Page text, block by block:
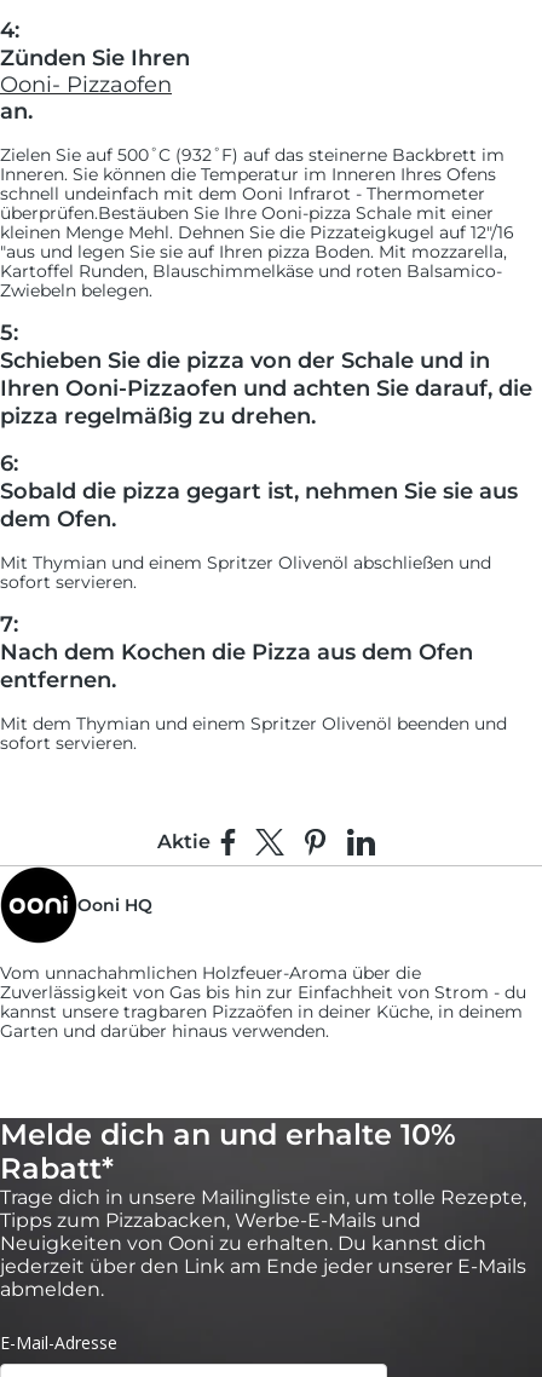
4:
Zünden Sie Ihren
Ooni- Pizzaofen
an.
Zielen Sie auf 500˚C (932˚F) auf das steinerne Backbrett im
Inneren. Sie können die Temperatur im Inneren Ihres Ofens
schnell undeinfach mit dem Ooni Infrarot - Thermometer
überprüfen.Bestäuben Sie Ihre Ooni-pizza Schale mit einer
kleinen Menge Mehl. Dehnen Sie die Pizzateigkugel auf 12"/16
"aus und legen Sie sie auf Ihren pizza Boden. Mit mozzarella,
Kartoffel Runden, Blauschimmelkäse und roten Balsamico-
Zwiebeln belegen.
5:
Schieben Sie die pizza von der Schale und in
Ihren Ooni-Pizzaofen und achten Sie darauf, die
pizza regelmäßig zu drehen.
6:
Sobald die pizza gegart ist, nehmen Sie sie aus
dem Ofen.
Mit Thymian und einem Spritzer Olivenöl abschließen und
sofort servieren.
7:
Nach dem Kochen die Pizza aus dem Ofen
entfernen.
Mit dem Thymian und einem Spritzer Olivenöl beenden und
sofort servieren.
Aktie Auf Facebook teilen
Teilen auf X
Auf Pinterest pinnen
Auf LinkedIn teilen
Ooni HQ
Vom unnachahmlichen Holzfeuer-Aroma über die
Zuverlässigkeit von Gas bis hin zur Einfachheit von Strom - du
kannst unsere tragbaren Pizzaöfen in deiner Küche, in deinem
Garten und darüber hinaus verwenden.
Melde dich an und erhalte 10%
Rabatt*
Trage dich in unsere Mailingliste ein, um tolle Rezepte,
Tipps zum Pizzabacken, Werbe-E-Mails und
Neuigkeiten von Ooni zu erhalten. Du kannst dich
jederzeit über den Link am Ende jeder unserer E-Mails
abmelden.